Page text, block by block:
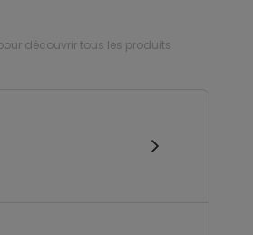
découvrir tous les produits